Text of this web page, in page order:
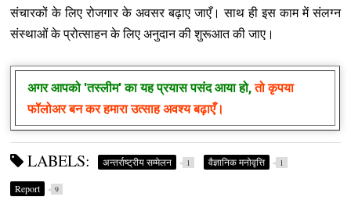
संचारकों के लिए रोजगार के अवसर बढ़ाए जाएँ। साथ ही इस काम में संलग्‍न
संस्‍थाओं के प्रोत्‍साहन के लिए अनुदान की शुरूआत की जाए।
अगर आपको 'तस्लीम'का यह प्रयास पसंद आया हो,तो कृपया
फॉलोअर बन कर हमारा उत्साह अवश्य बढ़ाएँ।
LABELS: अन्‍तर्राष्‍ट्रीय सम्‍मेलन 1 वैज्ञानिक मनोवृत्ति 1
Report 9